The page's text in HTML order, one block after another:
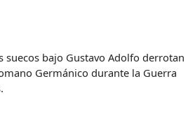
suecos bajo Gustavo Adolfo derrotan
Germánico durante la Guerra